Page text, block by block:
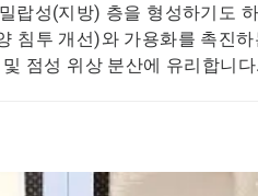
랍성(지방) 층을 형성하기도
침투 개선)와 가용화를 촉진
점성 위상 분산에 유리합니다.